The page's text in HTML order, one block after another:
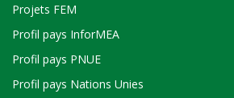
Projets FEM
Profil pays InforMEA
Profil pays PNUE
Profil pays Nations Unies